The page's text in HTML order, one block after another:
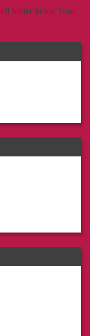
leider keine Tour